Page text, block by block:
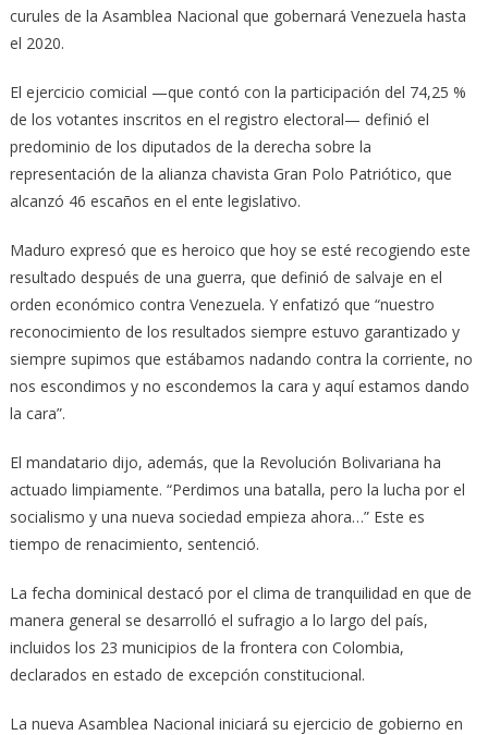
curules de la Asam­blea Nacional que gobernará Venezue­la hasta
el 2020.
El ejercicio comicial —que contó con la participación del 74,25 %
de los votantes inscritos en el registro electoral— definió el
predominio de los diputados de la derecha sobre la
representación de la alianza chavista Gran Polo Patriótico, que
alcanzó 46 escaños en el ente legislativo.
Maduro expresó que es heroico que hoy se esté recogiendo este
resultado después de una guerra, que definió de salvaje en el
orden económico contra Venezuela. Y enfatizó que “nuestro
reconocimiento de los resultados siempre estuvo garantizado y
siempre supimos que estábamos nadando contra la co­rriente, no
nos escondimos y no escondemos la cara y aquí estamos dando
la cara”.
El mandatario dijo, además, que la Revo­lución Bolivariana ha
actuado limpiamente. “Perdimos una batalla, pero la lucha por el
socialismo y una nueva sociedad em­pieza ahora…” Este es
tiempo de renacimiento, sentenció.
La fecha dominical destacó por el clima de tranquilidad en que de
manera general se desarrolló el sufragio a lo largo del país,
incluidos los 23 mu­nicipios de la frontera con Colombia,
declarados en estado de excepción constitucional.
La nueva Asamblea Nacional iniciará su ejercicio de gobierno en